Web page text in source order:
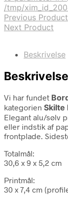
/tmp/
Previous Product
Next Product
Beskrivelse
Beskrivelse
Vi har fundet
kategorien Skilte
Elegant alu/sølv
eller indstik af
frontplade.
Totalmål:
30,6 x 9 x 5,2 cm
Printmål:
30 x 7,4 cm